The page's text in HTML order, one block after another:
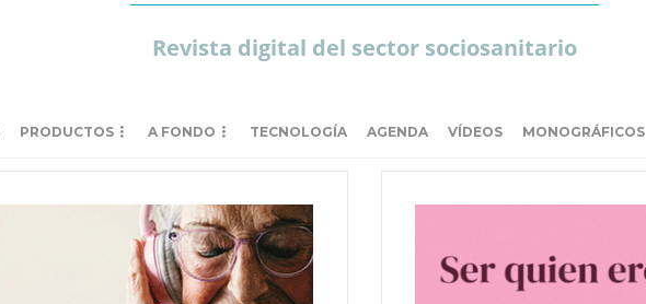
Revista digital del sector sociosanitario
PRODUCTOS A FONDO TECNOLOGÍA AGENDA VÍDEOS MONOGRÁFICOS